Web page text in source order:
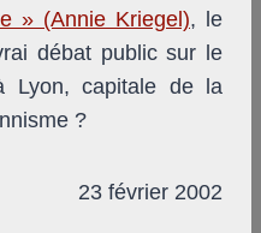
» (Annie Kriegel), le
débat public sur le
Lyon, capitale de la
?
23 février 2002